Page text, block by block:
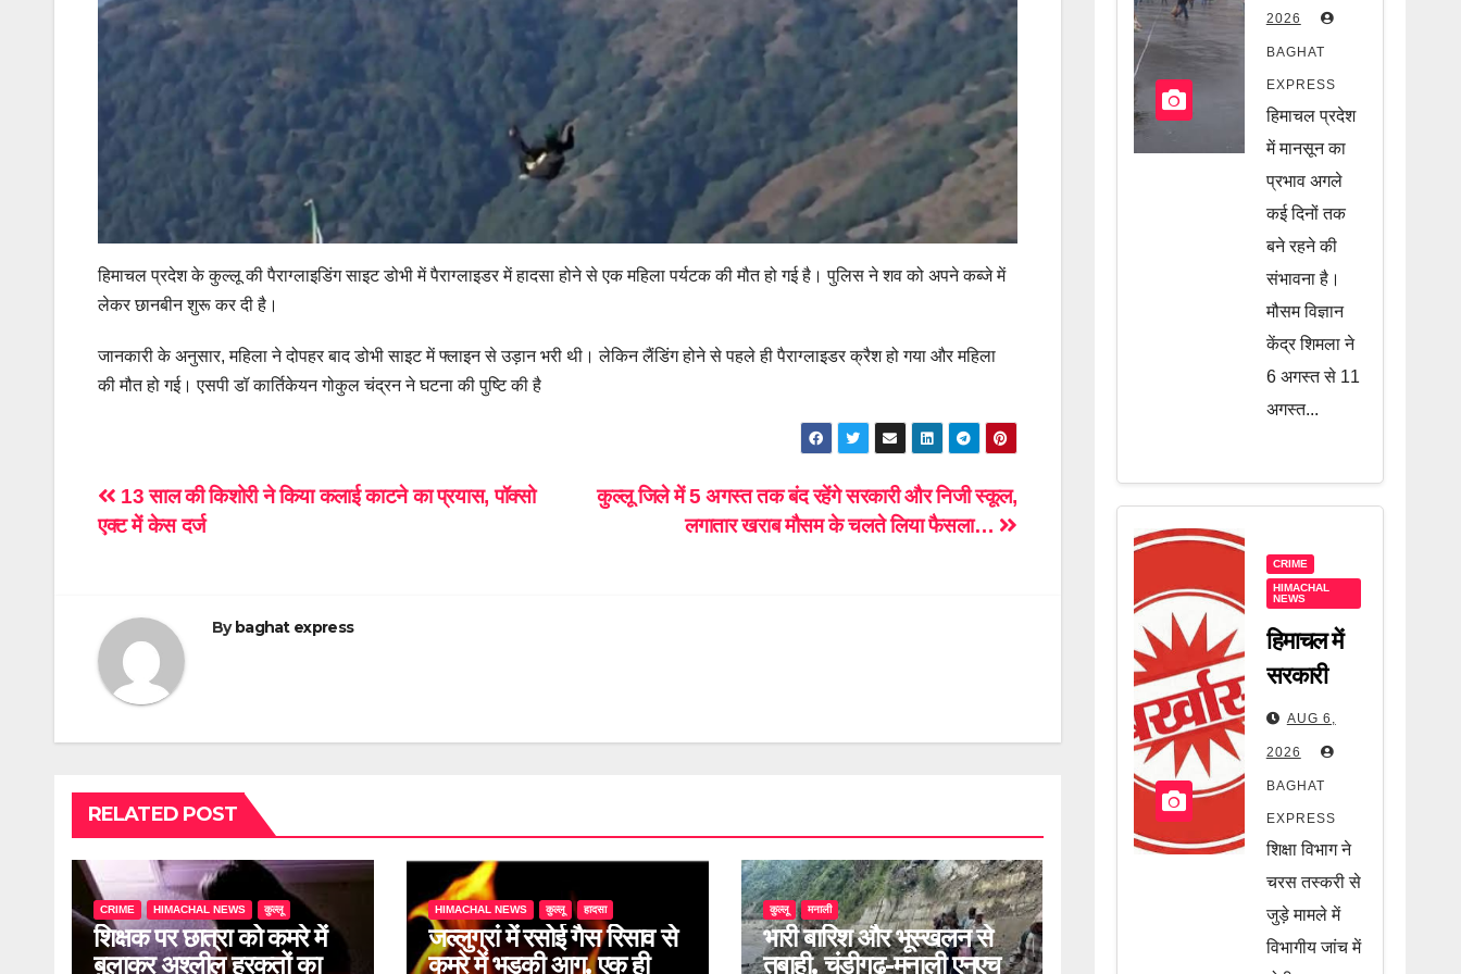
हिमाचल प्रदेश के कुल्लू की पैराग्लाइडिंग साइट डोभी में पैराग्लाइडर में हादसा होने से एक महिला पर्यटक की मौत हो गई है। पुलिस ने शव को अपने कब्जे में
लेकर छानबीन शुरू कर दी है।
जानकारी के अनुसार, महिला ने दोपहर बाद डोभी साइट में फ्लाइन से उड़ान भरी थी। लेकिन लैंडिंग होने से पहले ही पैराग्लाइडर क्रैश हो गया और महिला
की मौत हो गई। एसपी डॉ कार्तिकेयन गोकुल चंद्रन ने घटना की पुष्टि की है
Post
navigation
कुल्लू जिले में 5 अगस्त तक बंद रहेंगे सरकारी और निजी स्कूल,
लगातार खराब मौसम के चलते लिया फैसला…
13 साल की किशोरी ने किया कलाई काटने का प्रयास, पॉक्सो
एक्ट में केस दर्ज
Bybaghat express
RELATED POST
CRIME HIMACHAL NEWS कुल्लू
शिक्षक पर छात्रा को कमरे में
बुलाकर अश्लील हरकतों का
HIMACHAL NEWS कुल्लू हादसा
जल्लुग्रां में रसोई गैस रिसाव से
कमरे में भड़की आग, एक ही
कुल्लू मनाली
भारी बारिश और भूस्खलन से
तबाही, चंडीगढ़-मनाली एनएच
फिर सक्रिय
होगा मानसून,
कई इलाकों
पर मंडरा रहा
खतरा, जानें
पूरी खबर
2026
BAGHAT
EXPRESS
हिमाचल प्रदेश
में मानसून का
प्रभाव अगले
कई दिनों तक
बने रहने की
संभावना है।
मौसम विज्ञान
केंद्र शिमला ने
6 अगस्त से 11
अगस्त...
CRIME
HIMACHAL
NEWS
हिमाचल में
सरकारी
कर्मचारी पर
बड़ी कार्रवाई!
चरस तस्करी
मामले में
नौकरी गई,
जानें पूरी
खबर
AUG 6,
2026
BAGHAT
EXPRESS
शिक्षा विभाग ने
चरस तस्करी से
जुड़े मामले में
विभागीय जांच में